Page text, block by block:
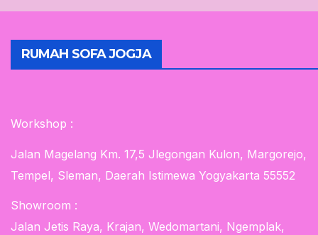
RUMAH SOFA JOGJA
Workshop :
Jalan Magelang Km. 17,5 Jlegongan Kulon, Margorejo,
Tempel, Sleman, Daerah Istimewa Yogyakarta 55552
Showroom :
Jalan Jetis Raya, Krajan, Wedomartani, Ngemplak,